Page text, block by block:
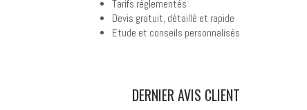
Tarifs réglementés
Devis gratuit, détaillé et rapide
Etude et conseils personnalisés
DERNIER AVIS CLIENT